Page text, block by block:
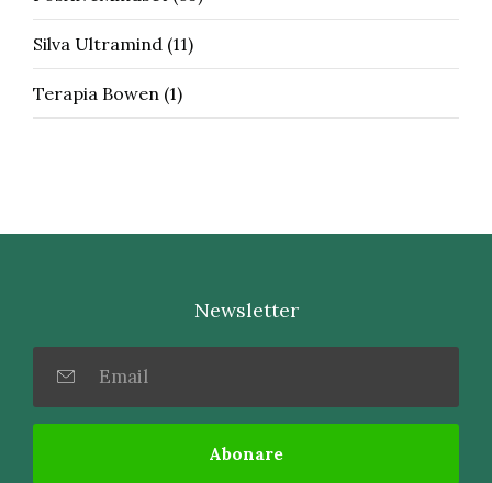
Silva Ultramind (11)
Terapia Bowen (1)
Newsletter
Abonare